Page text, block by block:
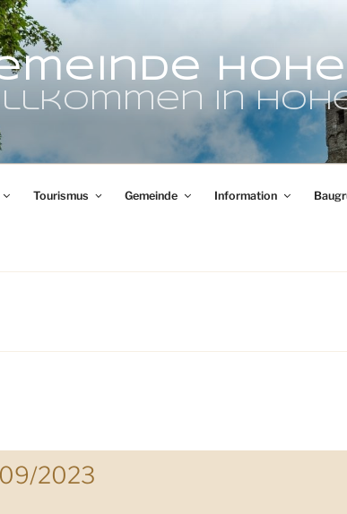
in
Tourismus Gemeinde Information
2023